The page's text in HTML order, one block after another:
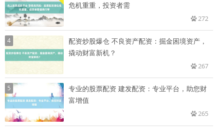
危机重重，投资者需
272
4
配资炒股爆仓 不良资产配资：掘金困境资产，
撬动财富新机？
267
5
专业的股票配资 建发配资：专业平台，助您财
富增值
265